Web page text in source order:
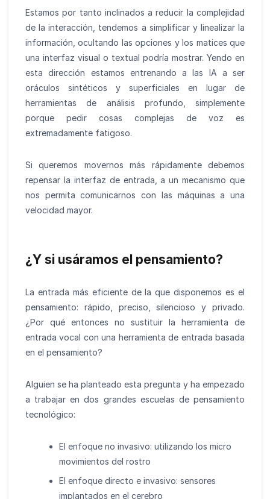
Estamos por tanto inclinados a reducir la complejidad
de la interacción, tendemos a simplificar y linealizar la
información, ocultando las opciones y los matices que
una interfaz visual o textual podría mostrar. Yendo en
esta dirección estamos entrenando a las IA a ser
oráculos sintéticos y superficiales en lugar de
herramientas de análisis profundo, simplemente
porque pedir cosas complejas de voz es
extremadamente fatigoso.
Si queremos movernos más rápidamente debemos
repensar la interfaz de entrada, a un mecanismo que
nos permita comunicarnos con las máquinas a una
velocidad mayor.
¿Y si usáramos el pensamiento?
La entrada más eficiente de la que disponemos es el
pensamiento: rápido, preciso, silencioso y privado.
¿Por qué entonces no sustituir la herramienta de
entrada vocal con una herramienta de entrada basada
en el pensamiento?
Alguien se ha planteado esta pregunta y ha empezado
a trabajar en dos grandes escuelas de pensamiento
tecnológico:
El enfoque no invasivo: utilizando los micro
movimientos del rostro
El enfoque directo e invasivo: sensores
implantados en el cerebro